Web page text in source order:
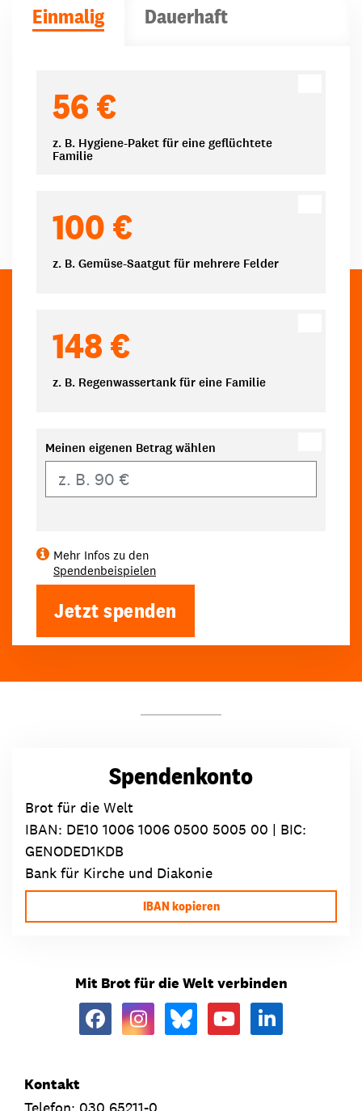
Einmalig Dauerhaft
56 €
z. B. Hygiene-Paket für eine geflüchtete
Familie
100 €
z. B. Gemüse-Saatgut für mehrere Felder
148 €
z. B. Regenwassertank für eine Familie
Meinen eigenen Betrag wählen
Mehr Infos zu den
Spendenbeispielen
Jetzt spenden
Spendenkonto
Brot für die Welt
IBAN: DE10 1006 1006 0500 5005 00 | BIC:
GENODED1KDB
Bank für Kirche und Diakonie
IBAN kopieren
Mit Brot für die Welt verbinden
Kontakt
Telefon: 030 65211-0